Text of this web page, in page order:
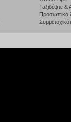
Taξιδέψτε
Προσωπικά